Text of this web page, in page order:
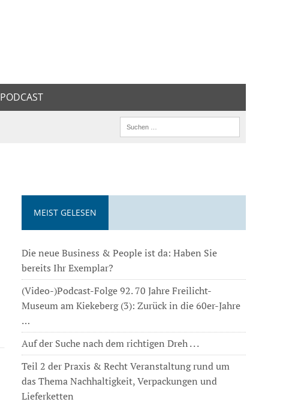
PODCAST
MEIST GELESEN
Die neue Business & People ist da: Haben Sie
bereits Ihr Exemplar?
(Video-)Podcast-Folge 92. 70 Jahre Freilicht-
Museum am Kiekeberg (3): Zurück in die 60er-Jahre
…
Auf der Suche nach dem richtigen Dreh . . .
Teil 2 der Praxis & Recht Veranstaltung rund um
das Thema Nachhaltigkeit, Verpackungen und
Lieferketten